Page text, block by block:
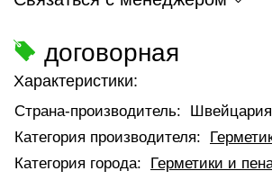
договорная
Характеристики:
Страна-производитель:
Швейцария
Категория производителя:
Категория города:
Герметики и